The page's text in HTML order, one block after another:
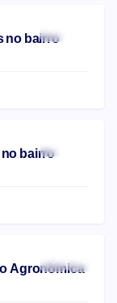
no bairro
bairro
Agronômica